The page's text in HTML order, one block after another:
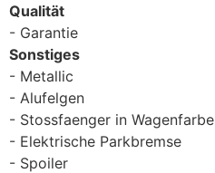
Qualität
Garantie
Sonstiges
Metallic
Alufelgen
Stossfaenger in Wagenfarbe
Elektrische Parkbremse
Spoiler